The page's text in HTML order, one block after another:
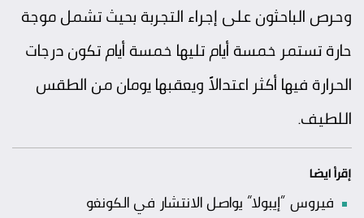
وحرص الباحثون على إجراء التجربة بحيث تشمل موجة
حارة تستمر خمسة أيام تليها خمسة أيام تكون درجات
الحرارة فيها أكثر اعتدالاً ويعقبها يومان من الطقس
اللطيف.
إقرأ ايضا
فيروس “إيبولا” يواصل الانتشار في الكونغو